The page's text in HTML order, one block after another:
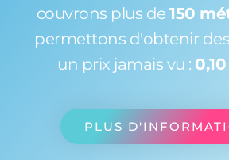
couvrons plus de 150
permettons d'obtenir
un prix jamais vu :
PLUS